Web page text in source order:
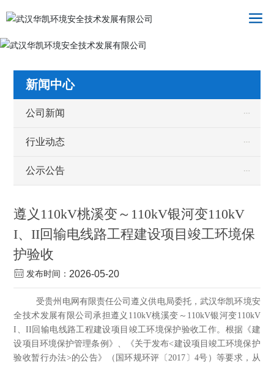
新闻中心
公司新闻
行业动态
公示公告
遵义110kV桃溪变～110kV银河变110kV
I、II回输电线路工程建设项目竣工环境保
护验收
发布时间： 2026-05-20
受贵州电网有限责任公司遵义供电局委托，武汉华凯环境安
全技术发展有限公司承担遵义110kV桃溪变～110kV银河变110kV
I、II回输电线路工程建设项目竣工环境保护验收工作。根据《建
设项目环境保护管理条例》、《关于发布<建设项目竣工环境保护
验收暂行办法>的公告》（国环规环评〔2017〕4号）等要求，从